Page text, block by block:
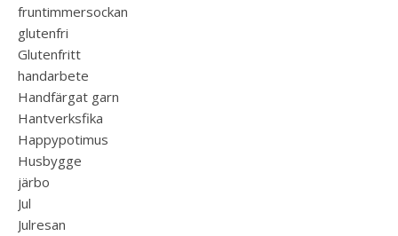
fruntimmersockan
glutenfri
Glutenfritt
handarbete
Handfärgat garn
Hantverksfika
Happypotimus
Husbygge
järbo
Jul
Julresan